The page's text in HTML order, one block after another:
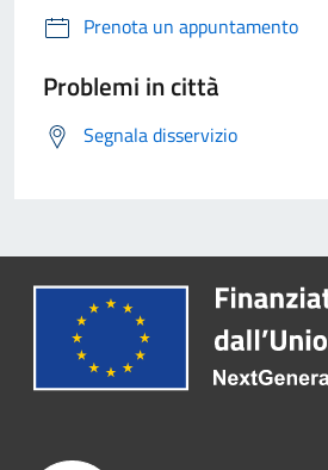
Prenota un appuntamento
Problemi in città
Segnala disservizio